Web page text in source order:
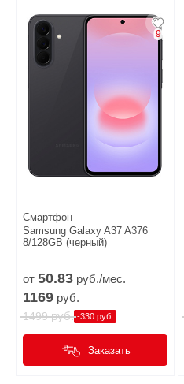
9
Смартфон
Samsung Galaxy A37 A376
8/128GB (черный)
от 50.83 руб./мес.
1169 руб.
1499руб. -330 руб.
Заказать